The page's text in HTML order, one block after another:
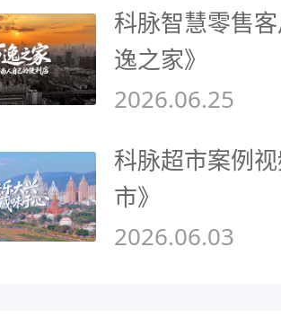
科脉智慧零售
逸之家》
2026.06.25
科脉超市案例
市》
2026.06.03